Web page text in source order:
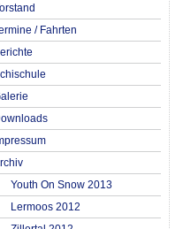
/ Fahrten
Youth On Snow 2013
Lermoos 2012